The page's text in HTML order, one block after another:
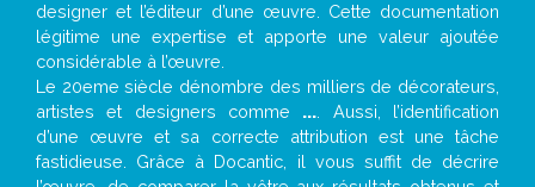
designer et l’éditeur d’une œuvre. Cette documentation
légitime une expertise et apporte une valeur ajoutée
considérable à l’œuvre.
Le 20eme siècle dénombre des milliers de décorateurs,
artistes et designers comme ... . Aussi, l’identification
d’une œuvre et sa correcte attribution est une tâche
fastidieuse. Grâce à Docantic, il vous suffit de décrire